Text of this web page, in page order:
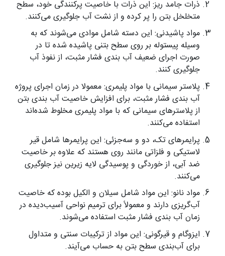
ذرات جامد ریز: این ذرات با خاصیت پرکنندگی خود، سطح
متخلخل بتن را پر کرده و از نشت آب جلوگیری می‌کنند.
مواد پاشیدنی: این دسته شامل موادی می‌شوند که به
وسیله پیستوله بر روی سطح بتنی پاشیده شده تا در
صورت اجرای ضعیف آب ‌بندی فشار مثبت، از نفوذ آب
جلوگیری ‌کنند.
پلاستر سیمانی با مواد پلیمری: معمولا در زمان اجرای پروژه
آب ‌بندی فشار مثبت، برای افزایش خاصیت آب ‌بندی بتن
از پلاسترهای سیمانی که با مواد پلیمری مخلوط شده‌اند
استفاده می‌کنند.
پرایمرهای تک، دو و سه‌جزئی: این پرایمرها شامل قیر
لاستیکی و فلزاتی مانند روی هستند که علاوه بر خاصیت
ضد آبی، از خوردگی و پوسیدگی لایه زیرین نیز جلوگیری
می‌کنند.
مواد نانو: این مواد شامل سیلان و الکیل بوده که خاصیت
آب‌گریزی دارند و معمولاً برای ترمیم نواحی آسیب‌دیده در
زمان آب ‌بندی فشار مثبت استفاده می‌شوند.
ایزوگام و قیرگونی: این مواد از ترکیبات سنتی و متداول
برای آب‌بندی سطح بتن به حساب می‌آیند.